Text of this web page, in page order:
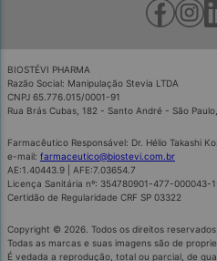
BIOSTÉVI PHARMA
Razão Social: Manipulação Stevia LTDA
CNPJ 65.776.015/0001-91
Rua Brás Cubas, 182 - Santo André - São
Farmacêutico Responsável: Dr. Hélio Takashi
e-mail: farmaceutico@biostevi.com.br
AE:1.40443.9 | AFE:7.03654.7
Licença Sanitária nº: 354780901-477-000043-
Certidão de Regularidade CRF SP 03322
Copyright © 2026. Todos os direitos reservados.
Todas as marcas e suas imagens são de
É vedada a reprodução, total ou parcial, de